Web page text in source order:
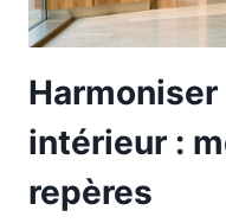
intérieur :
repères